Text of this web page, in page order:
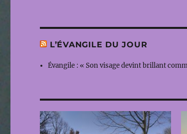
L’ÉVANGILE DU JOUR
Évangile : « Son visage devint brillant